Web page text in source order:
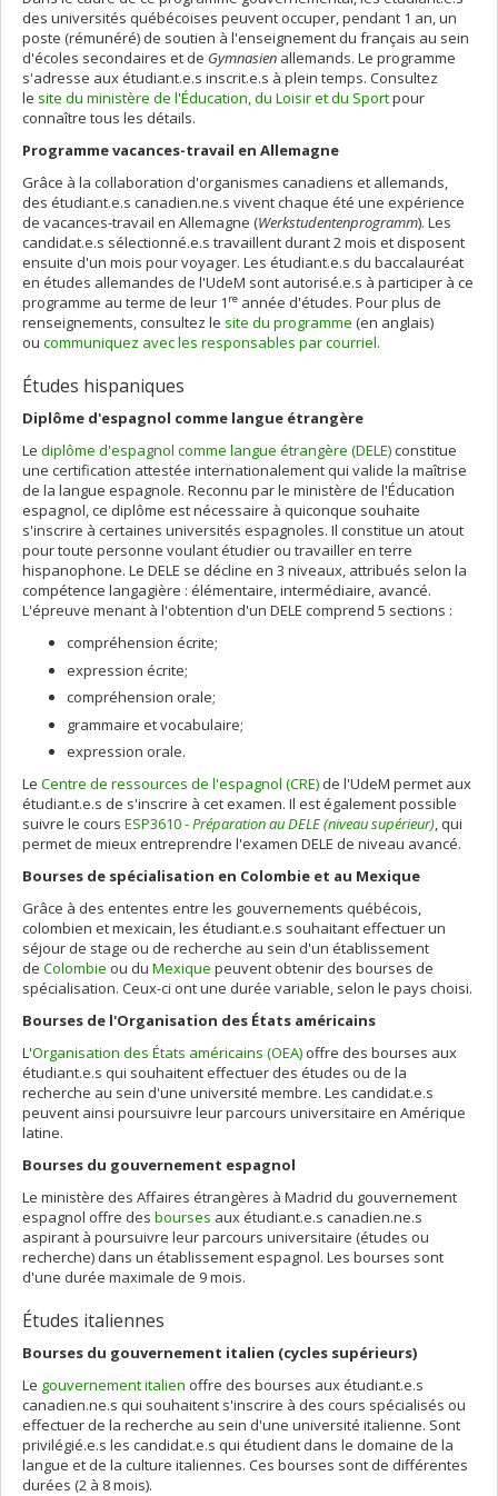
des universités québécoises peuvent occuper, pendant 1 an, un
poste (rémunéré) de soutien à l'enseignement du français au sein
d'écoles secondaires et de Gymnasien allemands. Le programme
s'adresse aux étudiant.e.s inscrit.e.s à plein temps. Consultez
le site du ministère de l'Éducation, du Loisir et du Sportpour
connaître tous les détails.
Programme vacances-travail en Allemagne
Grâce à la collaboration d'organismes canadiens et allemands,
des étudiant.e.s canadien.ne.s vivent chaque été une expérience
de vacances-travail en Allemagne (Werkstudentenprogramm). Les
candidat.e.s sélectionné.e.s travaillent durant 2 mois et disposent
ensuite d'un mois pour voyager. Les étudiant.e.s du baccalauréat
en études allemandes de l'UdeM sont autorisé.e.s à participer à ce
programme au terme de leur 1 re année d'études. Pour plus de
renseignements, consultez le site du programme (en anglais)
ou communiquez avec les responsables par courriel.
Études hispaniques
Diplôme d'espagnol comme langue étrangère
Le diplôme d'espagnol comme langue étrangère (DELE)constitue
une certification attestée internationalement qui valide la maîtrise
de la langue espagnole. Reconnu par le ministère de l'Éducation
espagnol, ce diplôme est nécessaire à quiconque souhaite
s'inscrire à certaines universités espagnoles. Il constitue un atout
pour toute personne voulant étudier ou travailler en terre
hispanophone. Le DELE se décline en 3 niveaux, attribués selon la
compétence langagière : élémentaire, intermédiaire, avancé.
L'épreuve menant à l'obtention d'un DELE comprend 5 sections :
compréhension écrite;
expression écrite;
compréhension orale;
grammaire et vocabulaire;
expression orale.
Le Centre de ressources de l'espagnol (CRE) de l'UdeM permet aux
étudiant.e.s de s'inscrire à cet examen. Il est également possible
suivre le cours ESP3610 -Préparation au DELE (niveau supérieur), qui
permet de mieux entreprendre l'examen DELE de niveau avancé.
Bourses de spécialisation en Colombie et au Mexique
Grâce à des ententes entre les gouvernements québécois,
colombien et mexicain, les étudiant.e.s souhaitant effectuer un
séjour de stage ou de recherche au sein d'un établissement
de Colombie ou du Mexique peuvent obtenir des bourses de
spécialisation. Ceux-ci ont une durée variable, selon le pays choisi.
Bourses de l'Organisation des États américains
L'Organisation des États américains (OEA) offre des bourses aux
étudiant.e.s qui souhaitent effectuer des études ou de la
recherche au sein d'une université membre. Les candidat.e.s
peuvent ainsi poursuivre leur parcours universitaire en Amérique
latine.
Bourses du gouvernement espagnol
Le ministère des Affaires étrangères à Madrid du gouvernement
espagnol offre des bourses aux étudiant.e.s canadien.ne.s
aspirant à poursuivre leur parcours universitaire (études ou
recherche) dans un établissement espagnol. Les bourses sont
d'une durée maximale de 9 mois.
Études italiennes
Bourses du gouvernement italien (cycles supérieurs)
Le gouvernement italien offre des bourses aux étudiant.e.s
canadien.ne.s qui souhaitent s'inscrire à des cours spécialisés ou
effectuer de la recherche au sein d'une université italienne. Sont
privilégié.e.s les candidat.e.s qui étudient dans le domaine de la
langue et de la culture italiennes. Ces bourses sont de différentes
durées (2 à 8 mois).